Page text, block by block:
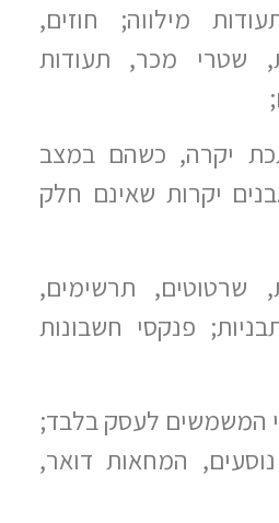
מילווה; חוזים,
שטרי מכר, תעודות
יקרה, כשהם במצב
יקרות שאינם חלק
שרטוטים, תרשימים,
פנקסי חשבונות
המשמשים לעסק בלבד;
המחאות דואר,